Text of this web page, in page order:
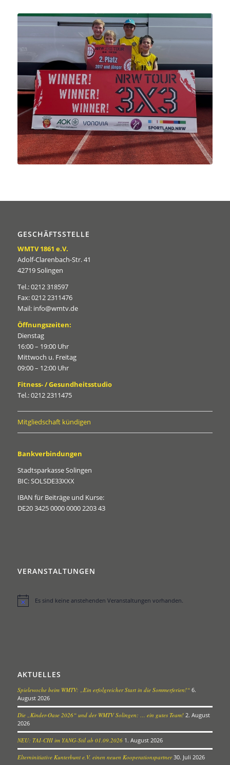
GESCHÄFTSSTELLE
WMTV 1861 e.V.
Adolf-Clarenbach-Str. 41
42719 Solingen
Tel.: 0212 318597
Fax: 0212 2311476
Mail: info@wmtv.de
Öffnungszeiten:
Dienstag
16:00 – 19:00 Uhr
Mittwoch u. Freitag
09:00 – 12:00 Uhr
Fitness- / Gesundheitsstudio
Tel.: 0212 2311475
Mitgliedschaft kündigen
Bankverbindungen
Stadtsparkasse Solingen
BIC: SOLSDE33XXX
IBAN für Beiträge und Kurse:
DE20 3425 0000 0000 2203 43
VERANSTALTUNGEN
HinweisEs sind keine anstehenden Veranstaltungen vorhanden.
AKTUELLES
Spielewoche beim WMTV: „Ein erfolgreicher Start in die Sommerferien!“ 6.
August 2026
Die „Kinder-Oase 2026“ und der WMTV Solingen: … ein gutes Team! 2. August
2026
NEU: TAI-CHI im YANG-Stil ab 01.09.2026 1. August 2026
Elterninitiative Kunterbunt e.V. einen neuen Kooperationspartner 30. Juli 2026